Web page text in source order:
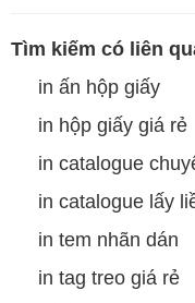
Tìm kiếm có liên
in ấn hộp giấy
in hộp giấy giá rẻ
in catalogue
in catalogue lấy
in tem nhãn dán
in tag treo giá rẻ